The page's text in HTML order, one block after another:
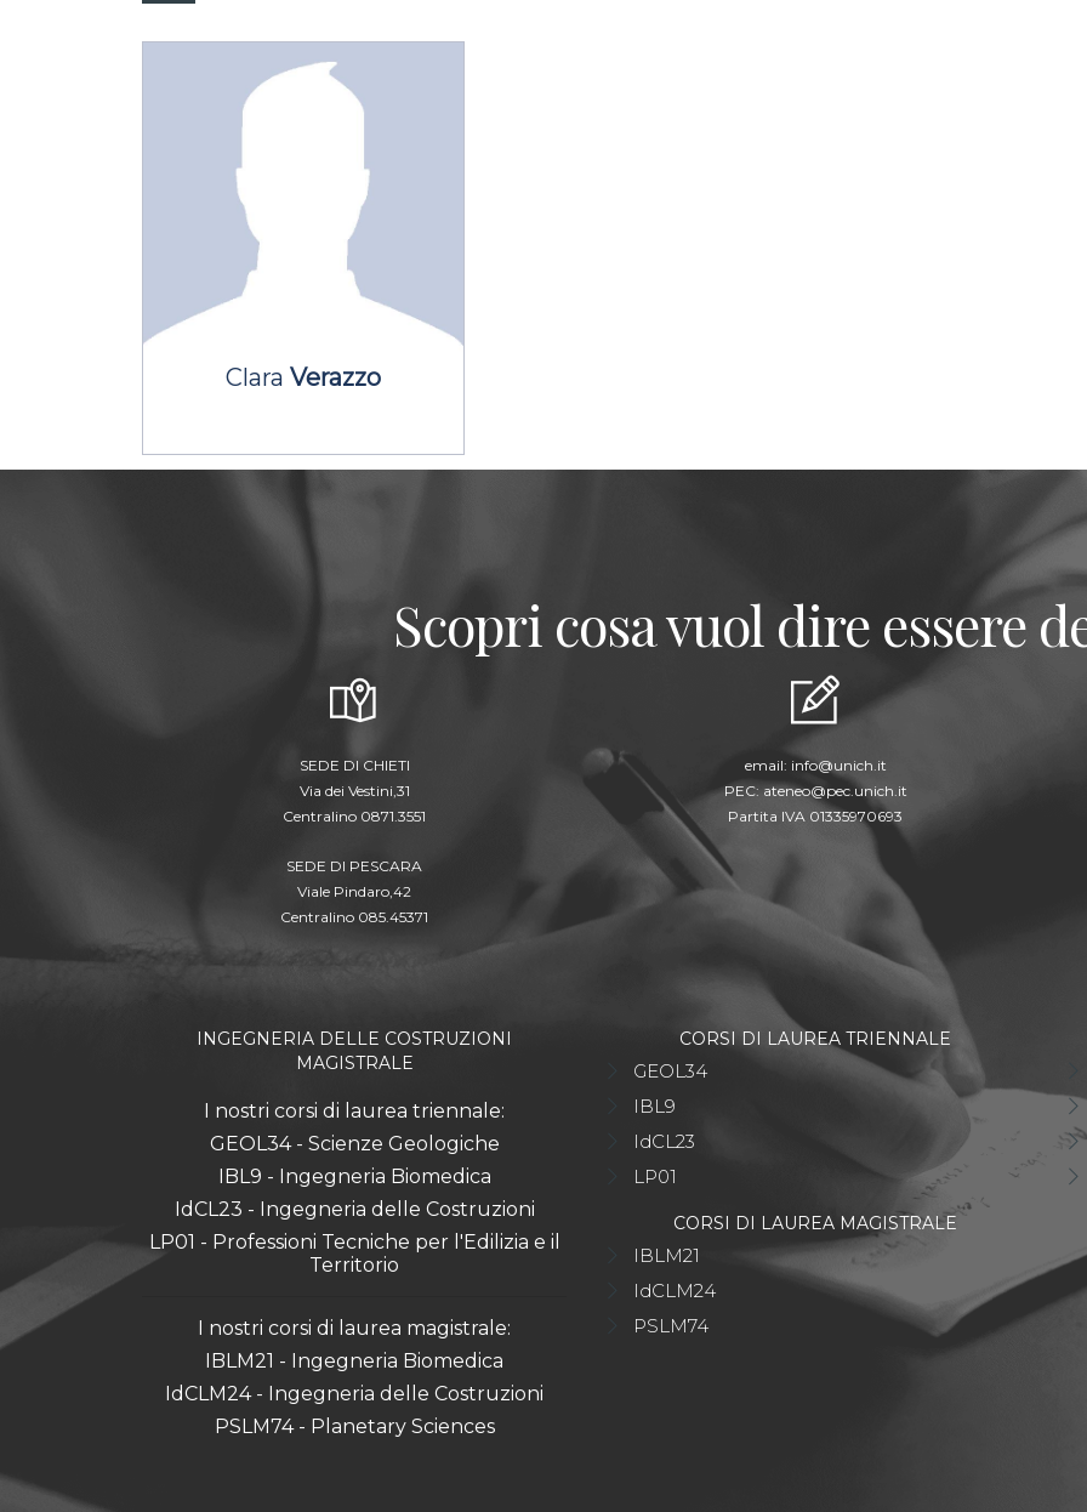
ClaraVerazzo
Scopri cosa vuol dire essere
SEDE DI CHIETI
Via dei Vestini,31
Centralino 0871.3551
SEDE DI PESCARA
Viale Pindaro,42
Centralino 085.45371
email: info@unich.it
PEC: ateneo@pec.unich.it
Partita IVA 01335970693
INGEGNERIA DELLE COSTRUZIONI
MAGISTRALE
I nostri corsi di laurea triennale:
GEOL34 - Scienze Geologiche
IBL9 - Ingegneria Biomedica
IdCL23 - Ingegneria delle Costruzioni
LP01 - Professioni Tecniche per l'Edilizia e il
Territorio
I nostri corsi di laurea magistrale:
IBLM21 - Ingegneria Biomedica
IdCLM24 - Ingegneria delle Costruzioni
PSLM74 - Planetary Sciences
CORSI DI LAUREA TRIENNALE
GEOL34
IBL9
IdCL23
LP01
CORSI DI LAUREA MAGISTRALE
IBLM21
IdCLM24
PSLM74